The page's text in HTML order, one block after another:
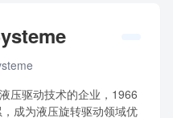
压驱动技术的企业，1966
成为液压旋转驱动领域优